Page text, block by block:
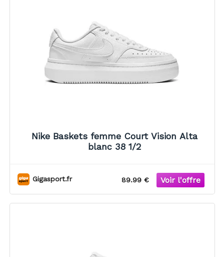
Nike Baskets femme Court Vision Alta
blanc 38 1/2
Gigasport.fr 89.99 €